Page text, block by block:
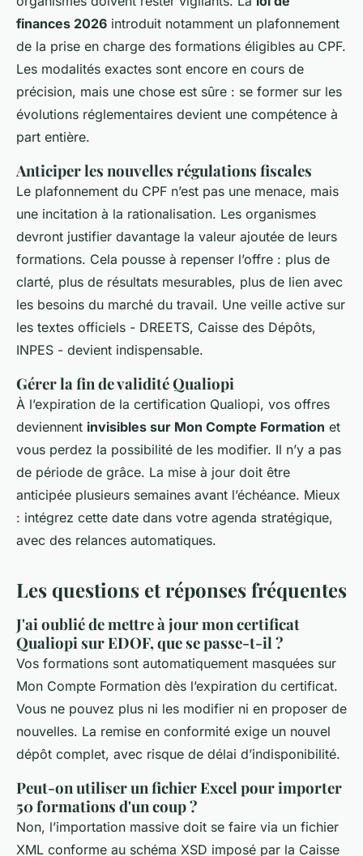
finances 2026 introduit notamment un plafonnement
de la prise en charge des formations éligibles au CPF.
Les modalités exactes sont encore en cours de
précision, mais une chose est sûre : se former sur les
évolutions réglementaires devient une compétence à
part entière.
Anticiper les nouvelles régulations fiscales
Le plafonnement du CPF n’est pas une menace, mais
une incitation à la rationalisation. Les organismes
devront justifier davantage la valeur ajoutée de leurs
formations. Cela pousse à repenser l’offre : plus de
clarté, plus de résultats mesurables, plus de lien avec
les besoins du marché du travail. Une veille active sur
les textes officiels - DREETS, Caisse des Dépôts,
INPES - devient indispensable.
Gérer la fin de validité Qualiopi
À l’expiration de la certification Qualiopi, vos offres
deviennent invisibles sur Mon Compte Formation et
vous perdez la possibilité de les modifier. Il n’y a pas
de période de grâce. La mise à jour doit être
anticipée plusieurs semaines avant l’échéance. Mieux
: intégrez cette date dans votre agenda stratégique,
avec des relances automatiques.
Les questions et réponses fréquentes
J'ai oublié de mettre à jour mon certificat
Qualiopi sur EDOF, que se passe-t-il ?
Vos formations sont automatiquement masquées sur
Mon Compte Formation dès l’expiration du certificat.
Vous ne pouvez plus ni les modifier ni en proposer de
nouvelles. La remise en conformité exige un nouvel
dépôt complet, avec risque de délai d’indisponibilité.
Peut-on utiliser un fichier Excel pour importer
50 formations d'un coup ?
Non, l’importation massive doit se faire via un fichier
XML conforme au schéma XSD imposé par la Caisse